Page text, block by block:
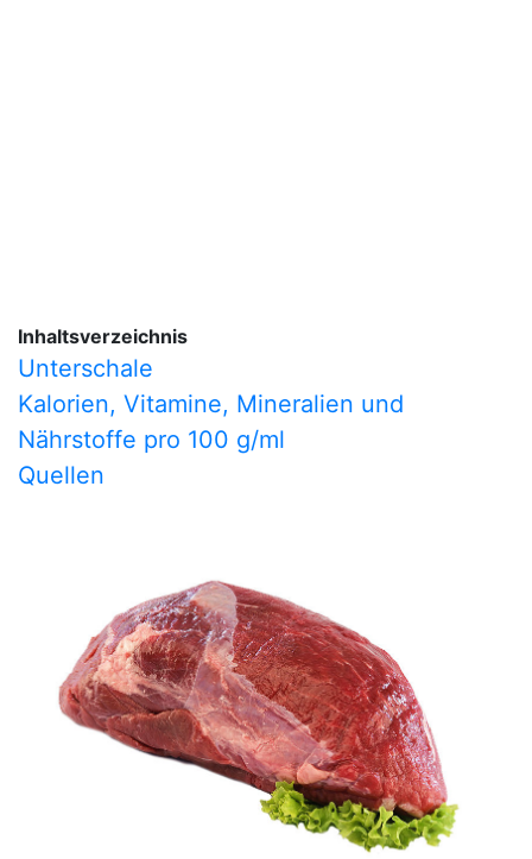
Inhaltsverzeichnis
Unterschale
Kalorien, Vitamine, Mineralien und
Nährstoffe pro 100 g/ml
Quellen